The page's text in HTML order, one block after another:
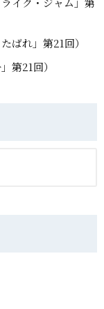
ばれ」第21回）
第21回）